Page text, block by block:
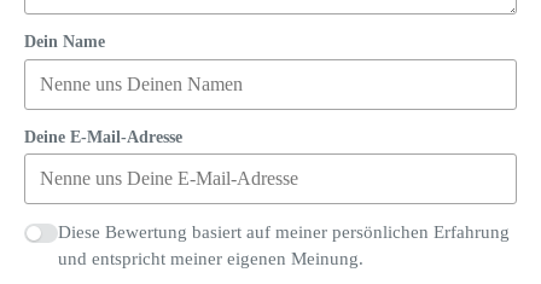
Dein Name
Deine E-Mail-Adresse
Diese Bewertung basiert auf meiner persönlichen Erfahrung
und entspricht meiner eigenen Meinung.